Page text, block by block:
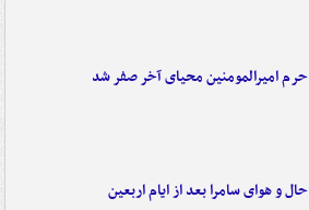
حرم امیرالمومنین محیای آخر صفر شد
حال و هوای سامرا بعد از ایام اربعین